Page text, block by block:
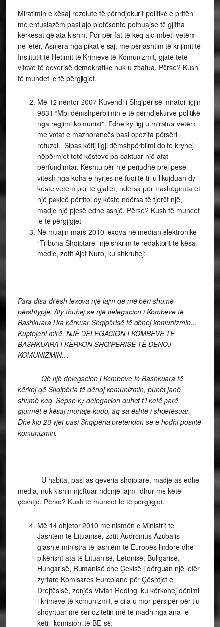
Miratimin e kësaj rezolute të përndjekurit politikë e pritën
me entusiazëm pasi ajo plotësonte pothuajse të gjitha
kërkesat që ata kishin. Por për fat të keq ajo mbeti vetëm
në letër, Asnjera nga pikat e saj, me përjashtim të krijimit të
Institutit të Hetimit të Krimeve të Komunizmit, gjatë tetë
viteve të qeverisë demokratike nuk u zbatua. Përse? Kush
të mundet le të përgjigjet.
Më 12 nëntor 2007 Kuvendi i Shqipërisë miratoi ligjin
9831 “Mbi dëmshpërblimin e të përndjekurve politikë
nga regjimi komunist”. Edhe ky ligj u miratua vetëm
me votat e mazhorancës pasi opozita përsëri
refuzoi. Sipas këtij ligji dëmshpërblimi do te kryhej
nëpërmjet tetë kësteve pa caktuar një afat
përfundimtar. Kështu për një periudhë prej pesë
vitesh nga koha e hyrjes në fuqi të tij u likujduan dy
këste vetëm për të gjallët, ndërsa për trashëgimtarët
një pakicë përfitoi dy këste ndërsa të tjerët një,
madje një pjesë edhe asnjë. Përse? Kush të mundet
le të përgjigjet.
Në muajin mars 2010 lexova në median elektronike
“Tribuna Shqiptare” një shkrim të redaktorit të kësaj
medie, zotit Ajet Nuro, ku shkruhej:
Para disa ditësh lexova një lajm që më bëri shumë
përshtypje. Aty thuhej se një delegacion i Kombeve të
Bashkuara i ka kërkuar Shqipërisë të dënoj komunizmin…
Kuptojeni mirë, NJË DELEGACION I KOMBEVE TË
BASHKUARA I KËRKON SHQIPËRISË TË DËNOJ
KOMUNIZMIN…
Që një delegacion i Kombeve të Bashkuara të
kërkoj që Shqipëria të dënoj komunizmin, punët janë
shumë keq. Sepse ky delegacion duhet t’i ketë parë
gjurmët e kësaj murtaje kudo, aq sa është i shqetësuar.
Dhe kjo 20 vjet pasi Shqipëria pretendon se e hodhi poshtë
komunizmin.
U habita, pasi as qeveria shqiptare, madje as edhe
media, nuk kishin njoftuar ndonjë lajm lidhur me këtë
çështje. Përse? Kush të mundet le të përgjigjet.
Më 14 dhjetor 2010 me nismën e Ministrit te
Jashtëm të Lituanisë, zotit Audronius Azubalis
gjashtë ministra të jashtëm të Europës lindore dhe
pikërisht ata të Lituanisë, Letonisë, Bullgarisë,
Hungarisë, Rumanisë dhe Çekisë i dërguan një letër
zyrtare Komisares Europiane për Çështjet e
Drejtësisë, zonjës Vivian Reding, ku kërkohej dënimi
i krimeve të komunizmit, e cila u mor përsipër për t’u
shqyrtuar me seriozitetin më të madh nga ana e
këtij komisioni të BE-së.